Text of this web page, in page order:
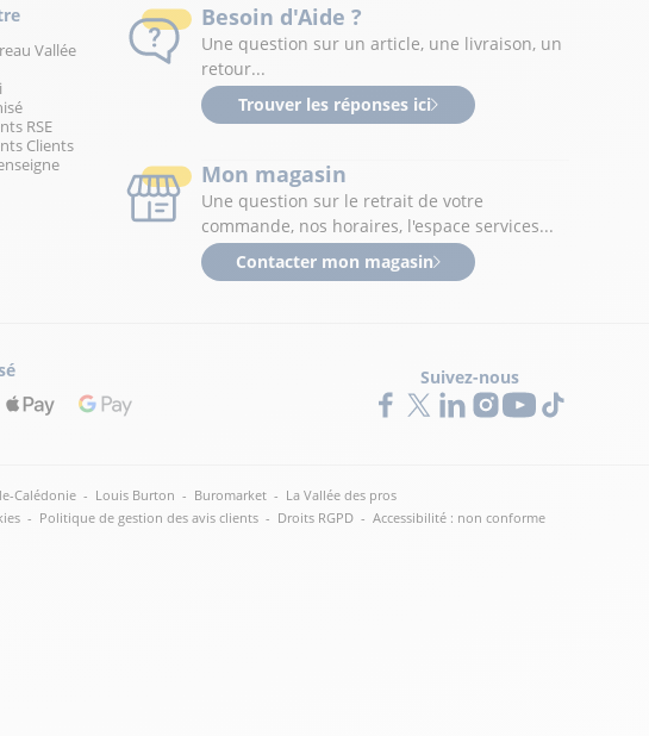
Vallée
RSE
Clients
Besoin d'Aide ?
Une question sur un article, une livraison, un
retour...
Trouver les réponses ici
Mon magasin
Une question sur le retrait de votre
commande, nos horaires, l'espace services...
Contacter mon magasin
Suivez-nous
Calédonie - Louis Burton - Buromarket - La Vallée des pros
- Politique de gestion des avis clients - Droits RGPD - Accessibilité : non conforme